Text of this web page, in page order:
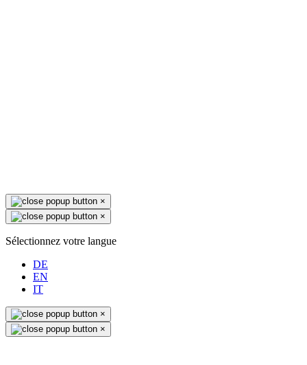
×
×
Sélectionnez votre langue
DE
EN
IT
×
×